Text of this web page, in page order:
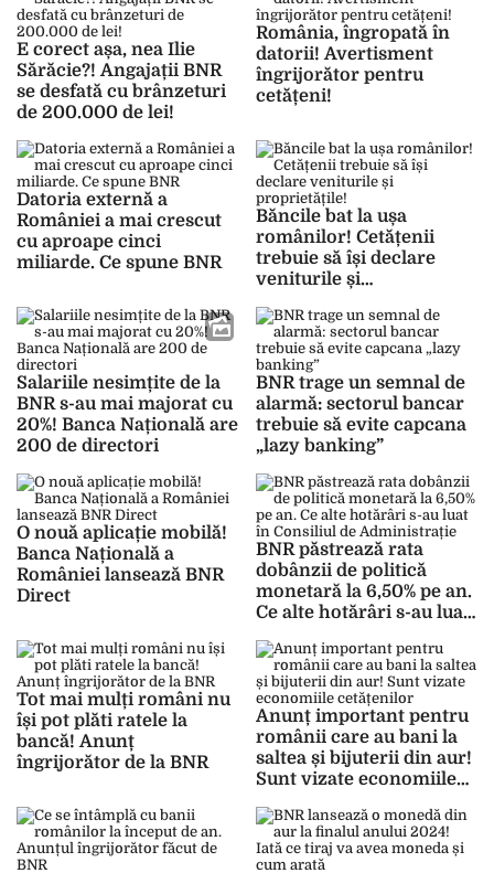
E corect așa, nea Ilie
Sărăcie?! Angajații BNR
se desfată cu brânzeturi
de 200.000 de lei!
România, îngropată în
datorii! Avertisment
îngrijorător pentru
cetățeni!
Datoria externă a
României a mai crescut
cu aproape cinci
miliarde. Ce spune BNR
Băncile bat la ușa
românilor! Cetățenii
trebuie să își declare
veniturile și
Salariile nesimțite de la
BNR s-au mai majorat cu
20%! Banca Națională are
200 de directori
BNR trage un semnal de
alarmă: sectorul bancar
trebuie să evite capcana
„lazy banking”
O nouă aplicație mobilă!
Banca Națională a
României lansează BNR
Direct
BNR păstrează rata
dobânzii de politică
monetară la 6,50% pe an.
Ce alte hotărâri s-au luat
Administrație
Tot mai mulți români nu
își pot plăti ratele la
bancă! Anunț
îngrijorător de la BNR
Anunț important pentru
românii care au bani la
saltea și bijuterii din aur!
Sunt vizate economiile